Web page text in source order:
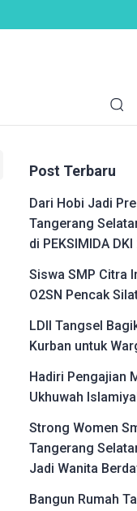
Post Terbaru
Dari Hobi Jadi
Tangerang
di PEKSIMIDA
Siswa SMP Citra
O2SN Pencak
LDII Tangsel
Kurban untuk
Hadiri Pengajian
Ukhuwah
Strong Women
Tangerang
Jadi Wanita
Bangun Rumah